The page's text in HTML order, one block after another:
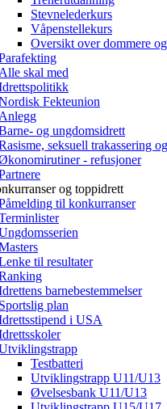
Stevnelederkurs
Våpenstellekurs
Oversikt over dommere
Alle skal med
Fekteunion
Anlegg
og ungdomsidrett
seksuell trakassering
- refusjoner
og toppidrett
til konkurranser
til resultater
barnebestemmelser
Sportslig plan
i USA
Testbatteri
Utviklingstrapp U11/U13
Øvelsesbank U11/U13